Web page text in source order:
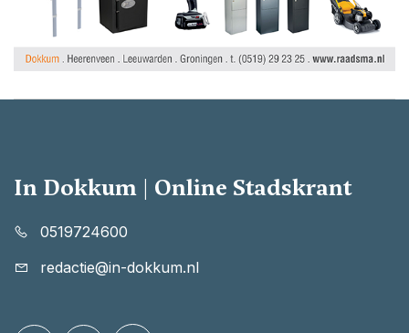
In Dokkum | Online Stadskrant
0519724600
redactie@in-dokkum.nl